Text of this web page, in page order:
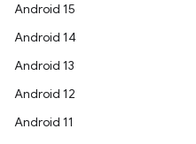
Android 15
Android 14
Android 13
Android 12
Android 11